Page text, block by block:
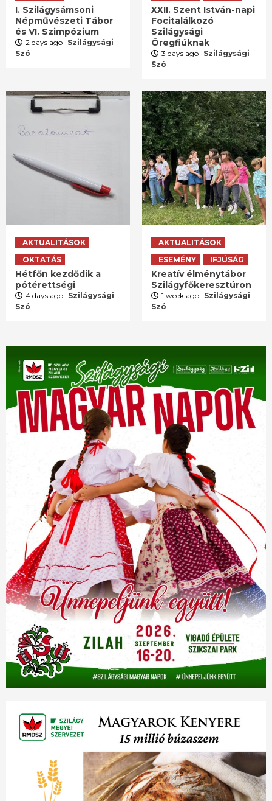
I. Szilágysámsoni
Népművészeti Tábor
és VI. Szimpózium
2 days ago Szilágysági
Szó
XXII. Szent István-napi
Focitalálkozó
Szilágysági
Öregfiúknak
3 days ago Szilágysági
Szó
AKTUALITÁSOK
OKTATÁS
Hétfőn kezdődik a
pótérettségi
4 days ago Szilágysági
Szó
AKTUALITÁSOK
ESEMÉNY
IFJÚSÁG
Kreatív élménytábor
Szilágyfőkeresztúron
1 week ago Szilágysági
Szó